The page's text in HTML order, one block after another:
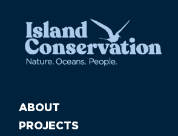
ABOUT
PROJECTS